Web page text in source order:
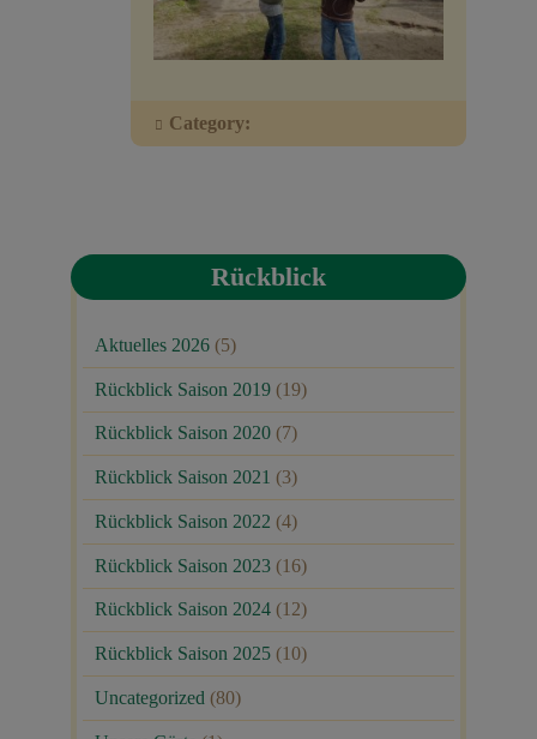
Veranstaltungen
Category:
Rückblick
Aktuelles 2026 (5)
Rückblick Saison 2019 (19)
Rückblick Saison 2020 (7)
Rückblick Saison 2021 (3)
Rückblick Saison 2022 (4)
Rückblick Saison 2023 (16)
Rückblick Saison 2024 (12)
Rückblick Saison 2025 (10)
Uncategorized (80)